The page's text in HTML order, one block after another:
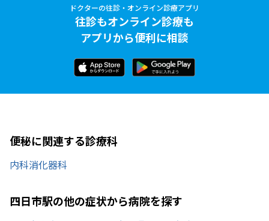
ドクターの往診・オンライン診療アプリ
往診もオンライン診療も
アプリから便利に相談
便秘に関連する診療科
内科消化器科
四日市駅の他の症状から病院を探す